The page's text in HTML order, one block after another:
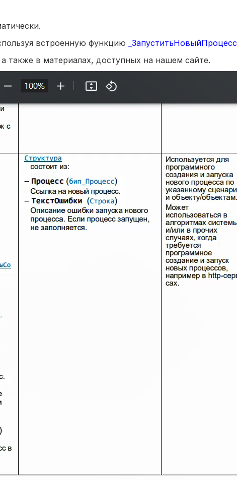
встроенную функцию
_ЗапуститьНовыйПроцесс
также в материалах, доступных на нашем сайте.